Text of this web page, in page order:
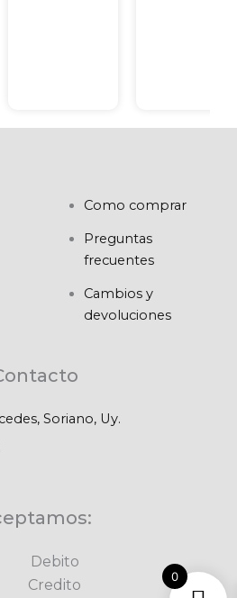
Como comprar
Preguntas
frecuentes
Cambios y
devoluciones
Soriano, Uy.
Debito
Credito
0